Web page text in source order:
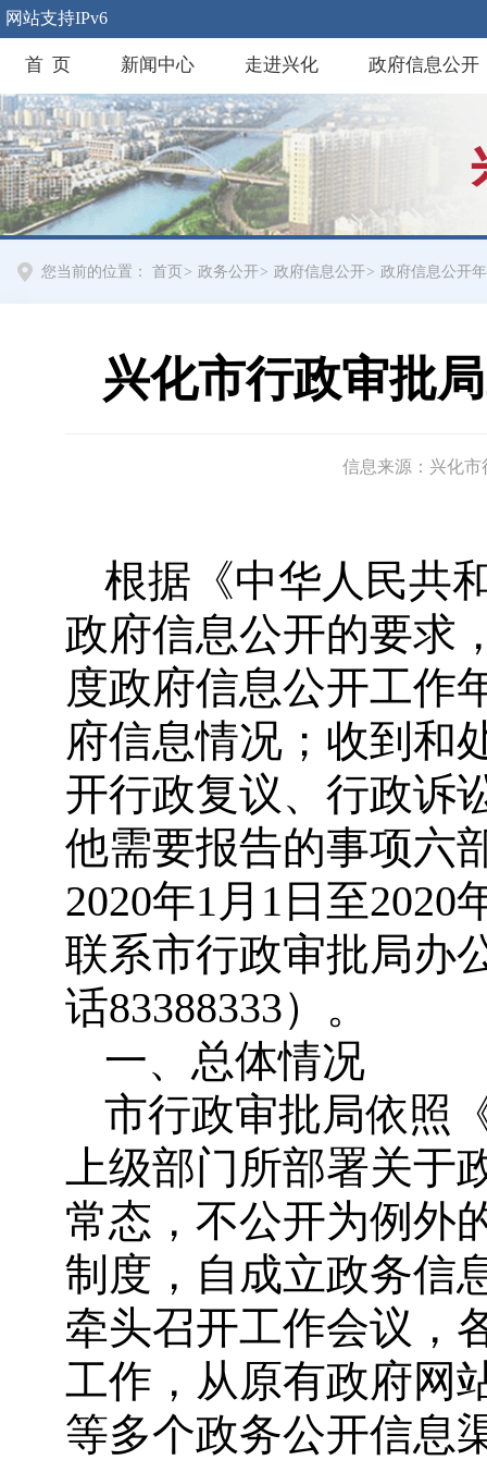
网站支持IPv6
首 页 新闻中心 走进兴化 政府信息公开
您当前的位置： 首页 > 政务公开> 政府信息公开> 政府信息公开
兴化市行政审批
信息来源：兴化市
根据《中华人民共
政府信息公开的要求
度政府信息公开工作
府信息情况；收到和
开行政复议、行政诉
他需要报告的事项六
2020年1月1日至
联系市行政审批局办
话83388333）。
一、总体情况
市行政审批局依照
上级部门所部署关于
常态，不公开为例外
制度，自成立政务信
牵头召开工作会议，
工作，从原有政府网
等多个政务公开信息